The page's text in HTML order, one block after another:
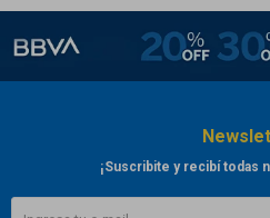
¡Suscribite y recibí todas